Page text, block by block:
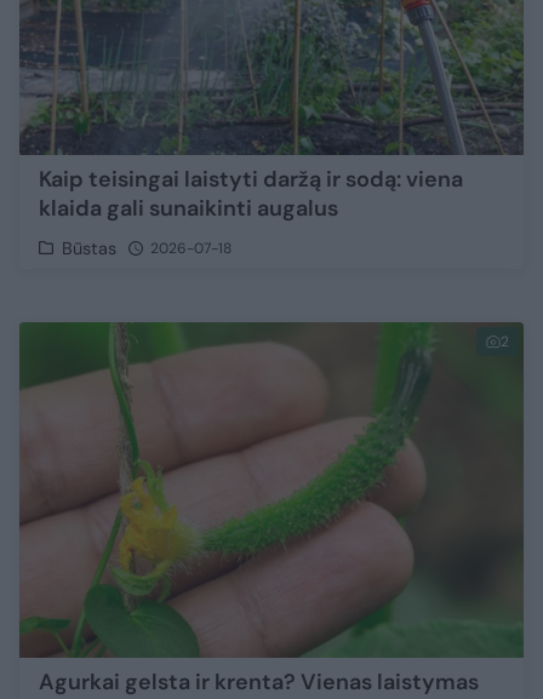
Kaip teisingai laistyti daržą ir sodą: viena
klaida gali sunaikinti augalus
Būstas 2026-07-18
2
Agurkai gelsta ir krenta? Vienas laistymas